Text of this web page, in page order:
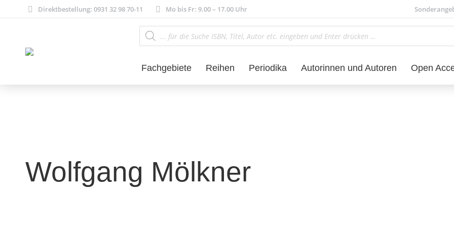
Direktbestellung: 0931 32 98 70-11 Mo bis Fr: 9.00 – 17.00 Uhr
Products
search
Fachgebiete Reihen Periodika Autorinnen und Autoren Open
Wolfgang Mölkner